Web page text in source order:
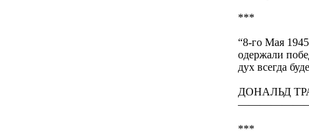
***
“8-го Мая
одержали
дух всегда
ДОНАЛЬД
***